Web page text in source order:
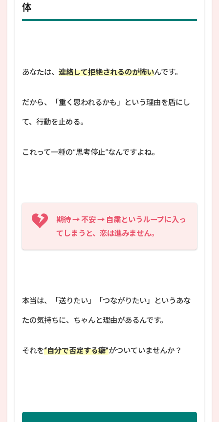
体
あなたは、 連絡して拒絶されるのが怖いんです。
だから、「重く思われるかも」という理由を盾にし
て、行動を止める。
これって一種の“思考停止”なんですよね。
期待 → 不安 → 自粛というループに入っ
てしまうと、恋は進みません。
本当は、「送りたい」「つながりたい」というあな
たの気持ちに、ちゃんと理由があるんです。
それを“自分で否定する癖”がついていませんか？